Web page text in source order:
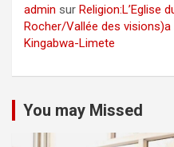
admin sur Religion:L’Eglise
Rocher/Vallée des
Kingabwa-Limete
You may Missed